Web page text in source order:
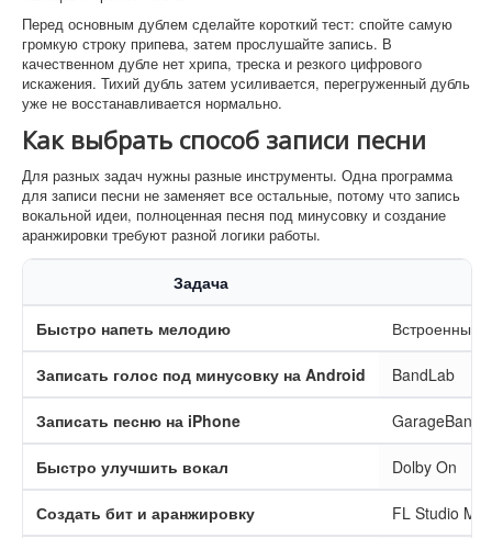
Перед основным дублем сделайте короткий тест: спойте самую
громкую строку припева, затем прослушайте запись. В
качественном дубле нет хрипа, треска и резкого цифрового
искажения. Тихий дубль затем усиливается, перегруженный дубль
уже не восстанавливается нормально.
Как выбрать способ записи песни
Для разных задач нужны разные инструменты. Одна программа
для записи песни не заменяет все остальные, потому что запись
вокальной идеи, полноценная песня под минусовку и создание
аранжировки требуют разной логики работы.
Задача
Быстро напеть мелодию Встроенный
Записать голос под минусовку на Android BandLab
Записать песню на iPhone GarageBand
Быстро улучшить вокал Dolby On
Создать бит и аранжировку FL Studio